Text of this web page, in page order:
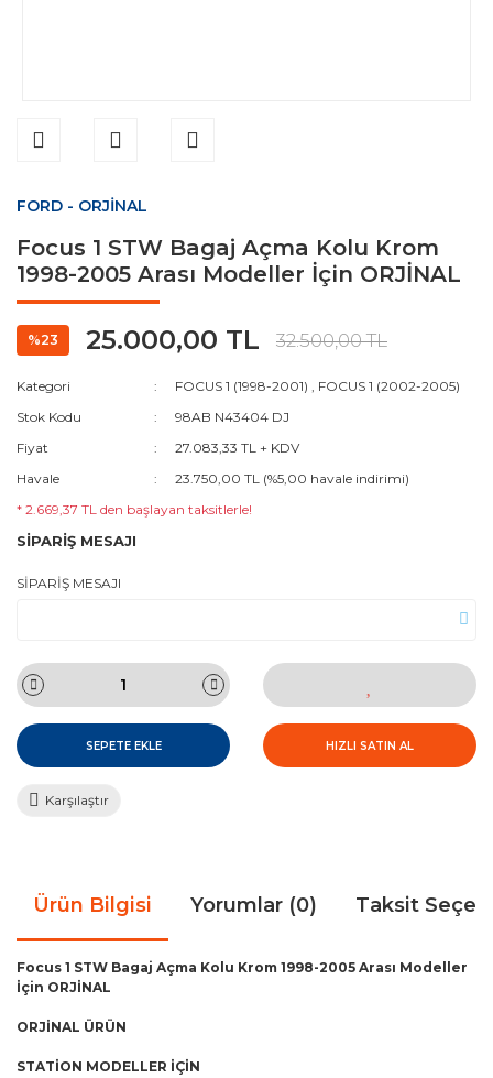
FORD - ORJİNAL
Focus 1 STW Bagaj Açma Kolu Krom
1998-2005 Arası Modeller İçin ORJİNAL
%23 25.000,00 TL 32.500,00 TL
Kategori FOCUS 1 (1998-2001) , FOCUS 1 (2002-2005)
Stok Kodu
98AB N43404 DJ
Fiyat
27.083,33 TL + KDV
Havale
23.750,00 TL (%5,00 havale indirimi)
* 2.669,37 TL den başlayan taksitlerle!
SİPARİŞ MESAJI
SİPARİŞ MESAJI
SEPETE EKLE HIZLI SATIN AL
Karşılaştır
Ürün Bilgisi Yorumlar (0) Taksit
Focus 1 STW Bagaj Açma Kolu Krom 1998-2005 Arası Modeller
İçin ORJİNAL
ORJİNAL ÜRÜN
STATİON MODELLER İÇİN